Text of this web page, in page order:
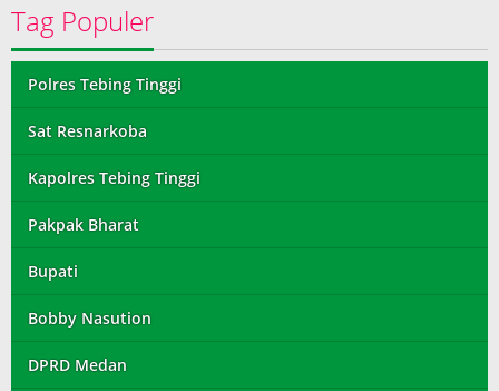
Tag Populer
Polres Tebing Tinggi
Sat Resnarkoba
Kapolres Tebing Tinggi
Pakpak Bharat
Bupati
Bobby Nasution
DPRD Medan